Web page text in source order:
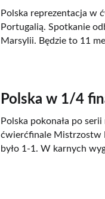
Polska reprezentacja w
Portugalią. Spotkanie
Marsylii. Będzie to 11
Polska w 1/4
Polska pokonała po
ćwierćfinale Mistrzostw
było 1-1. W karnych